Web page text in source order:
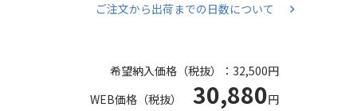
ご注文から出荷までの日数について
希望納入価格（税抜）： 32,500円
WEB価格（税抜） 30,880円